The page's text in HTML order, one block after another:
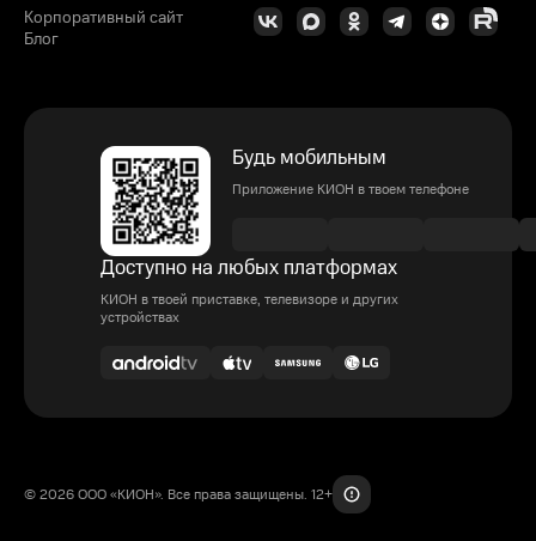
Корпоративный сайт
Блог
Будь мобильным
Приложение КИОН в твоем телефоне
Доступно на любых платформах
КИОН в твоей приставке, телевизоре и других
устройствах
© 2026 ООО «КИОН». Все права защищены. 12+